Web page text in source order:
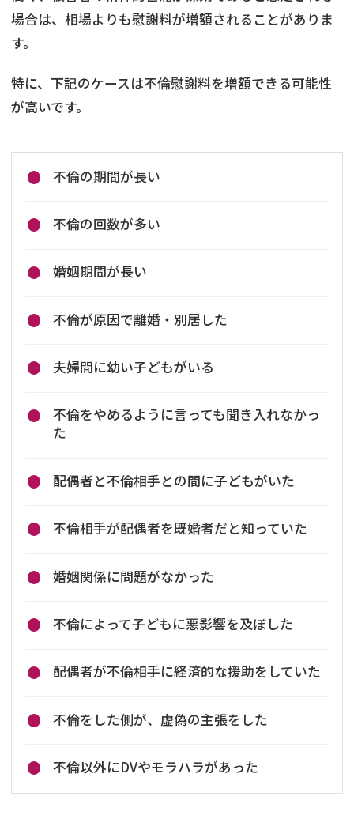
場合は、相場よりも慰謝料が増額されることがありま
す。
特に、下記のケースは不倫慰謝料を増額できる可能性
が高いです。
不倫の期間が長い
不倫の回数が多い
婚姻期間が長い
不倫が原因で離婚・別居した
夫婦間に幼い子どもがいる
不倫をやめるように言っても聞き入れなかっ
た
配偶者と不倫相手との間に子どもがいた
不倫相手が配偶者を既婚者だと知っていた
婚姻関係に問題がなかった
不倫によって子どもに悪影響を及ぼした
配偶者が不倫相手に経済的な援助をしていた
不倫をした側が、虚偽の主張をした
不倫以外にDVやモラハラがあった